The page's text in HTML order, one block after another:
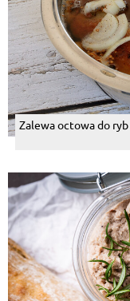
Zalewa octowa do